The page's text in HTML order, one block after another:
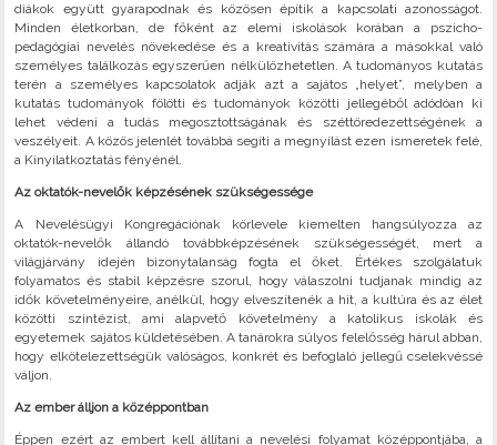
diákok együtt gyarapodnak és közösen építik a kapcsolati azonosságot.
Minden életkorban, de főként az elemi iskolások korában a pszicho-
pedagógiai nevelés növekedése és a kreativitás számára a másokkal való
személyes találkozás egyszerűen nélkülözhetetlen. A tudományos kutatás
terén a személyes kapcsolatok adják azt a sajátos „helyet”, melyben a
kutatás tudományok fölötti és tudományok közötti jellegéből adódóan ki
lehet védeni a tudás megosztottságának és széttöredezettségének a
veszélyeit. A közös jelenlét továbbá segíti a megnyílást ezen ismeretek felé,
a Kinyilatkoztatás fényénél.
Az oktatók-nevelők képzésének szükségessége
A Nevelésügyi Kongregációnak körlevele kiemelten hangsúlyozza az
oktatók-nevelők állandó továbbképzésének szükségességét, mert a
világjárvány idején bizonytalanság fogta el őket. Értékes szolgálatuk
folyamatos és stabil képzésre szorul, hogy válaszolni tudjanak mindig az
idők követelményeire, anélkül, hogy elveszítenék a hit, a kultúra és az élet
közötti szintézist, ami alapvető követelmény a katolikus iskolák és
egyetemek sajátos küldetésében. A tanárokra súlyos felelősség hárul abban,
hogy elkötelezettségük valóságos, konkrét és befoglaló jellegű cselekvéssé
váljon.
Az ember álljon a középpontban
Éppen ezért az embert kell állítani a nevelési folyamat középpontjába, a